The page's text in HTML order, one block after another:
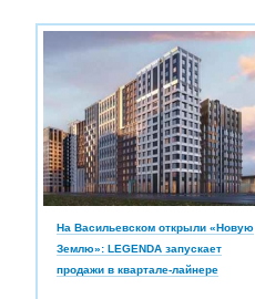
На Васильевском открыли «Новую
Землю»: LEGENDA запускает
продажи в квартале-лайнере